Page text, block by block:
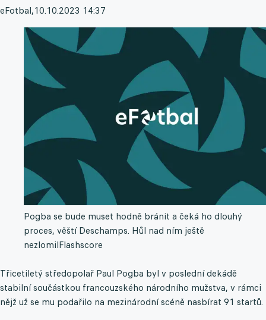
eFotbal,10.10.2023 14:37
Pogba se bude muset hodně bránit a čeká ho dlouhý
proces, věští Deschamps. Hůl nad ním ještě
nezlomilFlashscore
Třicetiletý středopolař Paul Pogba byl v poslední dekádě
stabilní součástkou francouzského národního mužstva, v rámci
nějž už se mu podařilo na mezinárodní scéně nasbírat 91 startů.